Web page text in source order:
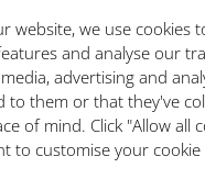
website, we use cookies
and analyse our
advertising and
them or that they've
of mind. Click "Allow all
to customise your
如此出色